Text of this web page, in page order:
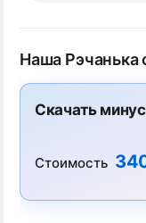
Наша Рэчанька
Скачать
Стоимость